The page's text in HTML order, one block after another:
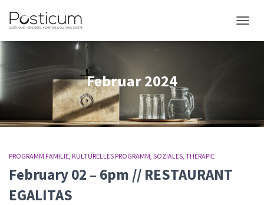
Februar 2024
PROGRAMM FAMILIE KULTURELLES PROGRAMM SOZIALES THERAPIE
February 02 – 6pm // RESTAURANT
EGALITAS